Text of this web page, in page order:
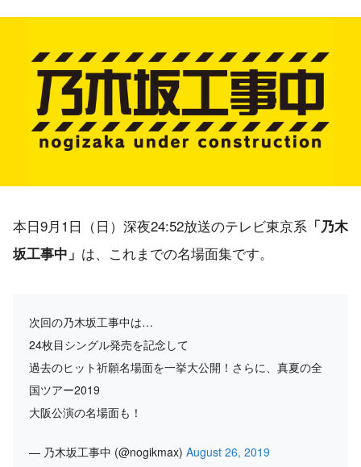
本日9月1日（日）深夜24:52放送のテレビ東京系 「乃木
坂工事中」 は、これまでの名場面集です。
次回の乃木坂工事中は…
24枚目シングル発売を記念して
過去のヒット祈願名場面を一挙大公開！さらに、真夏の全
国ツアー2019
大阪公演の名場面も！
— 乃木坂工事中 (@nogikmax) August 26, 2019